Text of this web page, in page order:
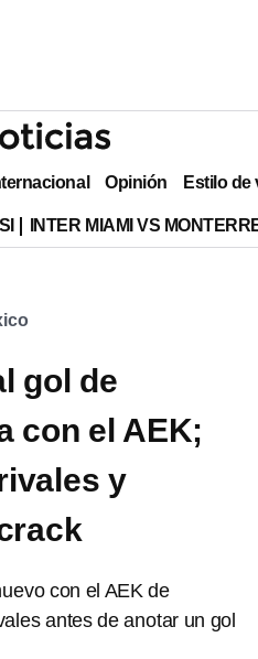
Opinión Estilo de
INTER MIAMI VS
gol de
con el AEK;
y
con el AEK de
antes de anotar un gol